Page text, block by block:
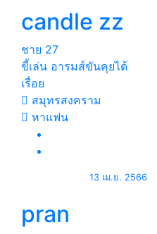
candle zz
ชาย 27
ขี้เล่น อารมส์ขันคุยได้
เรื่อย
สมุทรสงคราม
หาแฟน
13 เม.ย. 2566
pran